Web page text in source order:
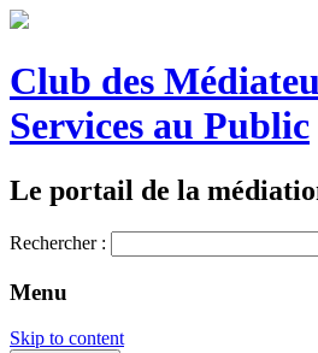
Club des
Services au Public
Le portail de la
Rechercher :
Menu
Skip to content